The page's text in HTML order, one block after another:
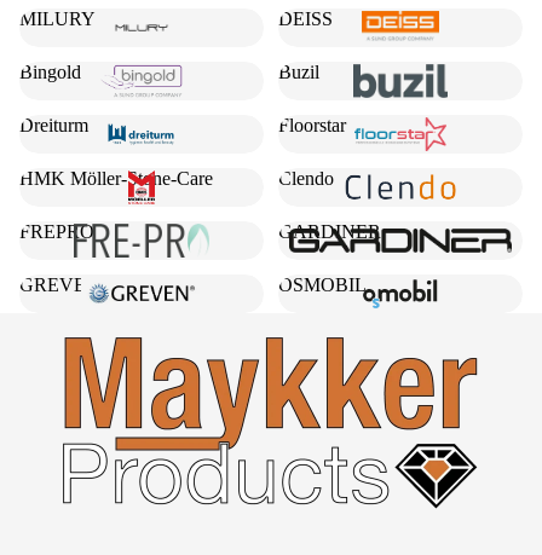
MILURY DEISS
Bingold Buzil
Dreiturm Floorstar
HMK Möller-Stone-Care Clendo
FREPRO GARDINER
GREVEN OSMOBIL